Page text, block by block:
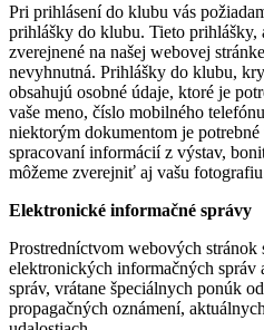
Pri prihlásení do klubu vás
prihlášky do klubu. Tieto prihlášky,
zverejnené na našej webovej
nevyhnutná. Prihlášky do klubu,
obsahujú osobné údaje, ktoré je
vaše meno, číslo mobilného
niektorým dokumentom je
spracovaní informácií z výstav,
môžeme zverejniť aj vašu
Elektronické informačné správy
Prostredníctvom webových stránok
elektronických informačných správ
správ, vrátane špeciálnych ponúk
propagačných oznámení,